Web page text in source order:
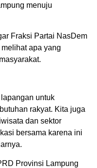
menuju
Fraksi Partai NasDem
apa yang
untuk
rakyat. Kita juga
dan sektor
bersama karena ini
Provinsi Lampung